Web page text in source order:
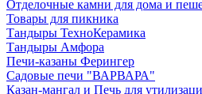
Отделочные камни для дома и
Товары для пикника
Тандыры ТехноКерамика
Тандыры Амфора
Печи-казаны Ферингер
Садовые печи "ВАРВАРА"
Казан-мангал и Печь для